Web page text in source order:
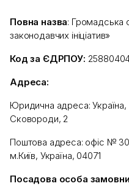
Повна назва: Громадська
законодавчих ініціатив»
Код за ЄДРПОУ:
Адреса:
Юридична адреса: Україна,
Сковороди, 2
Поштова адреса: офіс №
м.Київ, Україна, 04071
Посадова особа